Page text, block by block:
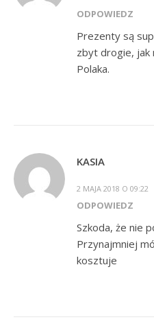
ODPOWIEDZ
Prezenty są
zbyt drogie, jak
Polaka.
KASIA
2 MAJA 2018 O 09:22
ODPOWIEDZ
Szkoda, że nie
Przynajmniej
kosztuje